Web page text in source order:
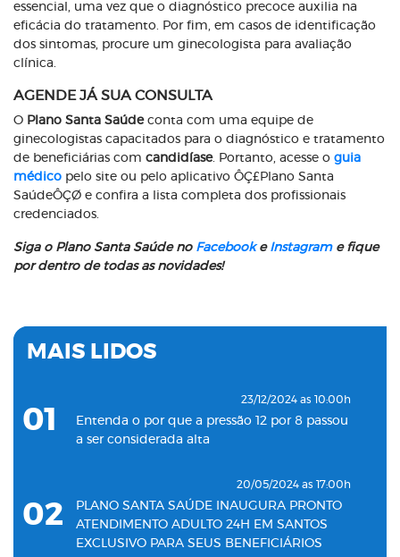
essencial, uma vez que o diagnóstico precoce auxilia na
eficácia do tratamento. Por fim, em casos de identificação
dos sintomas, procure um ginecologista para avaliação
clínica.
AGENDE JÁ SUA CONSULTA
O Plano Santa Saúdeconta com uma equipe de
ginecologistas capacitados para o diagnóstico e tratamento
de beneficiárias com candidíase. Portanto, acesse o guia
médico pelo site ou pelo aplicativo ÔÇ£Plano Santa
SaúdeÔÇØ e confira a lista completa dos profissionais
credenciados.
Siga o Plano Santa Saúde no Facebooke Instagrame fique
por dentro de todas as novidades!
MAIS LIDOS
01
23/12/2024 as 10:00h
Entenda o por que a pressão 12 por 8 passou
a ser considerada alta
02
20/05/2024 as 17:00h
PLANO SANTA SAÚDE INAUGURA PRONTO
ATENDIMENTO ADULTO 24H EM SANTOS
EXCLUSIVO PARA SEUS BENEFICIÁRIOS